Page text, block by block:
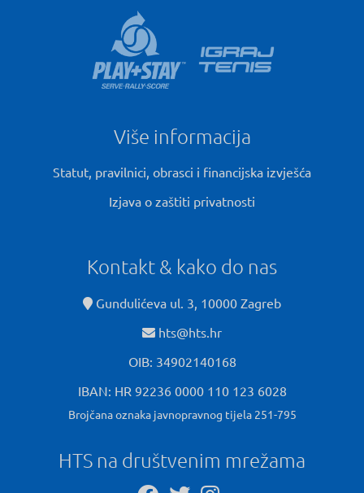
Više informacija
Statut, pravilnici, obrasci i financijska izvješća
Izjava o zaštiti privatnosti
Kontakt & kako do nas
Gundulićeva ul. 3, 10000 Zagreb
hts@hts.hr
OIB: 34902140168
IBAN: HR 92236 0000 110 123 6028
Brojčana oznaka javnopravnog tijela 251-795
HTS na društvenim mrežama